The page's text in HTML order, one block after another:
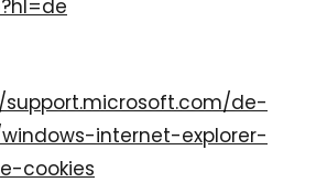
de-
internet-explorer-
cookies